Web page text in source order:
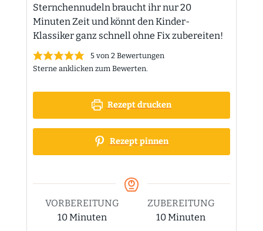
Sternchennudeln braucht ihr nur 20
Minuten Zeit und könnt den Kinder-
Klassiker ganz schnell ohne Fix zubereiten!
5von 2Bewertungen
Sterne anklicken zum Bewerten.
Rezept drucken
Rezept pinnen
VORBEREITUNG
10Minuten
Minuten
ZUBEREITUNG
10Minuten
Minuten